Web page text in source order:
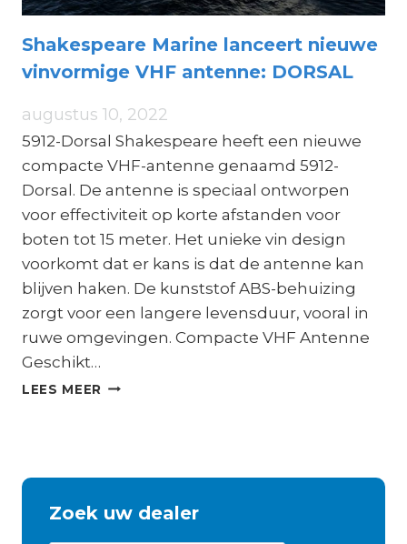
Shakespeare Marine lanceert nieuwe
vinvormige VHF antenne: DORSAL
augustus 10, 2022
5912-Dorsal Shakespeare heeft een nieuwe
compacte VHF-antenne genaamd 5912-
Dorsal. De antenne is speciaal ontworpen
voor effectiviteit op korte afstanden voor
boten tot 15 meter. Het unieke vin design
voorkomt dat er kans is dat de antenne kan
blijven haken. De kunststof ABS-behuizing
zorgt voor een langere levensduur, vooral in
ruwe omgevingen. Compacte VHF Antenne
Geschikt…
LEES MEER SHAKESPEARE
VHF
DORSAL
Zoek uw dealer